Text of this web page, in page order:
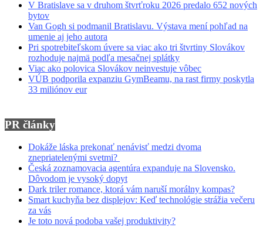
V Bratislave sa v druhom štvrťroku 2026 predalo 652 nových
bytov
Van Gogh si podmanil Bratislavu. Výstava mení pohľad na
umenie aj jeho autora
Pri spotrebiteľskom úvere sa viac ako tri štvrtiny Slovákov
rozhoduje najmä podľa mesačnej splátky
Viac ako polovica Slovákov neinvestuje vôbec
VÚB podporila expanziu GymBeamu, na rast firmy poskytla
33 miliónov eur
PR články
Dokáže láska prekonať nenávisť medzi dvoma
znepriatelenými svetmi?
Česká zoznamovacia agentúra expanduje na Slovensko.
Dôvodom je vysoký dopyt
Dark triler romance, ktorá vám naruší morálny kompas?
Smart kuchyňa bez displejov: Keď technológie strážia večeru
za vás
Je toto nová podoba vašej produktivity?